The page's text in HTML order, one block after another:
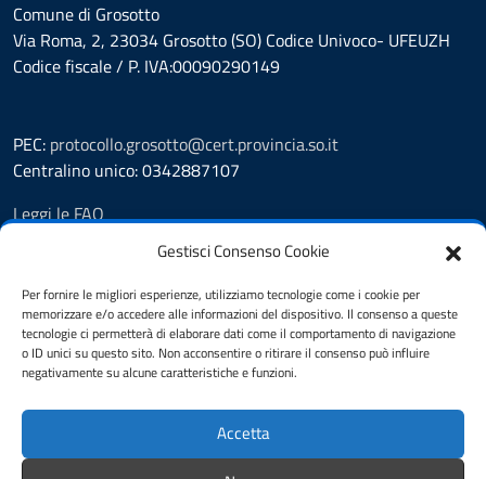
Gestisci Consenso Cookie
Per fornire le migliori esperienze, utilizziamo tecnologie come i cookie per
memorizzare e/o accedere alle informazioni del dispositivo. Il consenso a queste
tecnologie ci permetterà di elaborare dati come il comportamento di navigazione
o ID unici su questo sito. Non acconsentire o ritirare il consenso può influire
negativamente su alcune caratteristiche e funzioni.
Accetta
Comune di Grosotto
Via Roma, 2, 23034 Grosotto (SO) Codice Univoco- UFEUZH
Codice fiscale / P. IVA:00090290149
PEC: protocollo.grosotto@cert.provincia.so.it
Centralino unico: 0342887107
Leggi le FAQ
Prenotazione appuntamento
Segnalazione disservizio
Richiesta assistenza
Amministrazione trasparente
Albo Pretorio
Informativa privacy
Pubblicità legale
Dichiarazione di accessibilità